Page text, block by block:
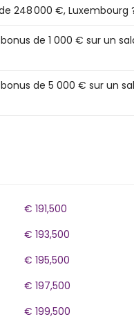
248 000 €, Luxembourg
de 1 000 € sur un
de 5 000 € sur un
€ 191,500
€ 193,500
€ 195,500
€ 197,500
€ 199,500